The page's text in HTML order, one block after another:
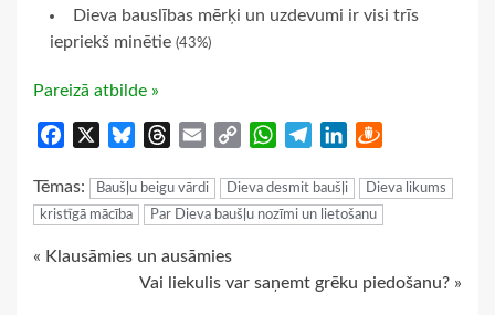
Dieva bauslības mērķi un uzdevumi ir visi trīs
iepriekš minētie (43%)
Pareizā atbilde »
Facebook BlueskyThreads
Email
Copy
WhatsApp
TelegramLinkedIn
Tēmas: Baušļu beigu vārdi Dieva desmit baušļi
Dieva likums
kristīgā mācība
Par Dieva baušļu nozīmi un lietošanu
Continue
« Klausāmies un ausāmies
Vai liekulis var saņemt grēku piedošanu? »